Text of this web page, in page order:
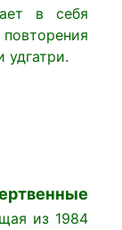
в себя
удгатри.
из 1984